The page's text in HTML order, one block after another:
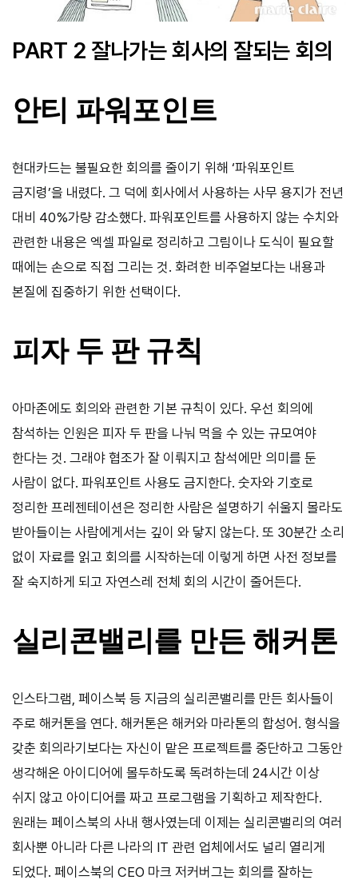
PART 2 잘나가는 회사의 잘되는 회의
안티 파워포인트
현대카드는 불필요한 회의를 줄이기 위해 ‘파워포인트
금지령’을 내렸다. 그 덕에 회사에서 사용하는 사무 용지가 전년
대비 40%가량 감소했다. 파워포인트를 사용하지 않는 수치와
관련한 내용은 엑셀 파일로 정리하고 그림이나 도식이 필요할
때에는 손으로 직접 그리는 것. 화려한 비주얼보다는 내용과
본질에 집중하기 위한 선택이다.
피자 두 판 규칙
아마존에도 회의와 관련한 기본 규칙이 있다. 우선 회의에
참석하는 인원은 피자 두 판을 나눠 먹을 수 있는 규모여야
한다는 것. 그래야 협조가 잘 이뤄지고 참석에만 의미를 둔
사람이 없다. 파워포인트 사용도 금지한다. 숫자와 기호로
정리한 프레젠테이션은 정리한 사람은 설명하기 쉬울지 몰라도
받아들이는 사람에게서는 깊이 와 닿지 않는다. 또 30분간 소리
없이 자료를 읽고 회의를 시작하는데 이렇게 하면 사전 정보를
잘 숙지하게 되고 자연스레 전체 회의 시간이 줄어든다.
실리콘밸리를 만든 해커톤
인스타그램, 페이스북 등 지금의 실리콘밸리를 만든 회사들이
주로 해커톤을 연다. 해커톤은 해커와 마라톤의 합성어. 형식을
갖춘 회의라기보다는 자신이 맡은 프로젝트를 중단하고 그동안
생각해온 아이디어에 몰두하도록 독려하는데 24시간 이상
쉬지 않고 아이디어를 짜고 프로그램을 기획하고 제작한다.
원래는 페이스북의 사내 행사였는데 이제는 실리콘밸리의 여러
회사뿐 아니라 다른 나라의 IT 관련 업체에서도 널리 열리게
되었다. 페이스북의 CEO 마크 저커버그는 회의를 잘하는